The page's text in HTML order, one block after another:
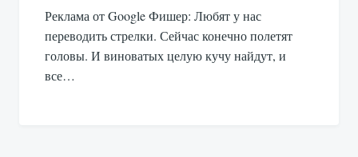
Реклама от Google Фишер: Любят у нас
переводить стрелки. Сейчас конечно полетят
головы. И виноватых целую кучу найдут, и
все…